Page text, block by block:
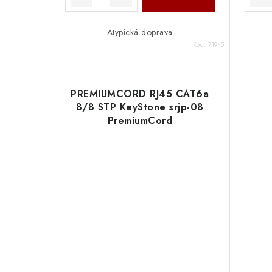
Atypická doprava
Kód: 71945
PREMIUMCORD RJ45 CAT6a
8/8 STP KeyStone srjp-08
PremiumCord